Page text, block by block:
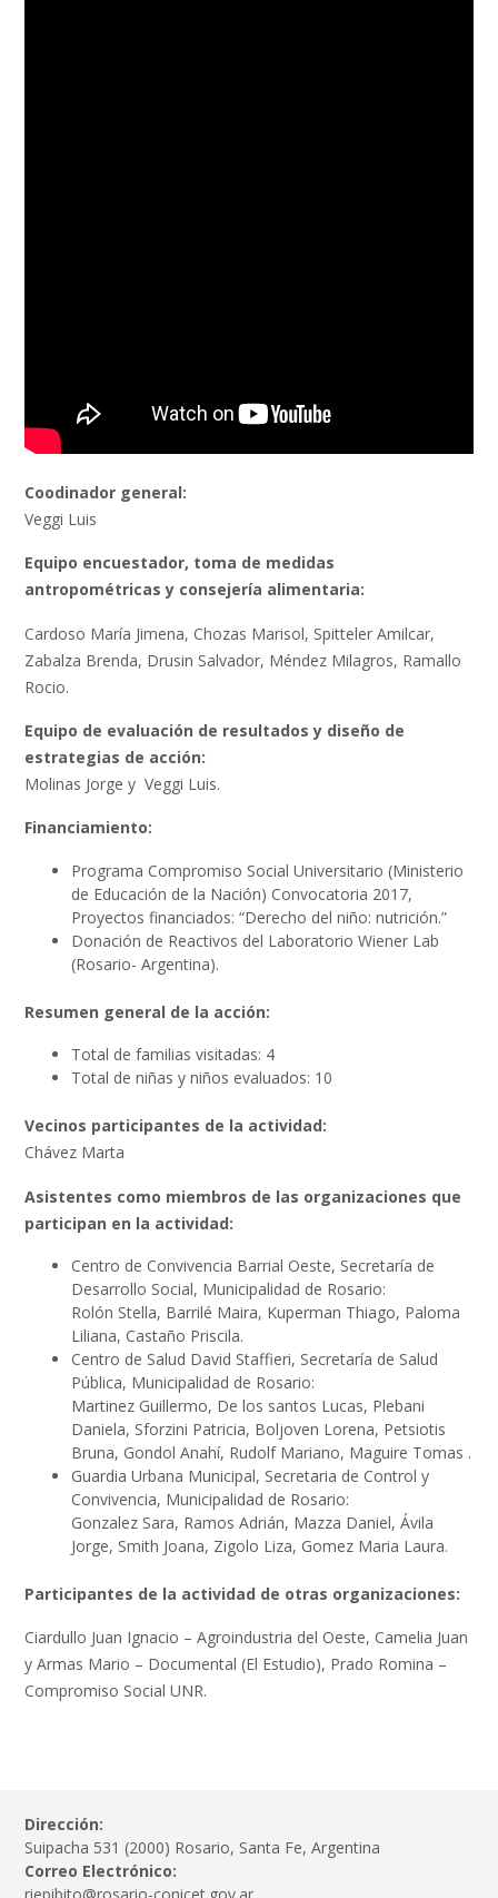
Coodinador general:
Veggi Luis
Equipo encuestador, toma de medidas
antropométricas y consejería alimentaria:
Cardoso María Jimena, Chozas Marisol, Spitteler Amilcar,
Zabalza Brenda, Drusin Salvador, Méndez Milagros, Ramallo
Rocio.
Equipo de evaluación de resultados y diseño de
estrategias de acción:
Molinas Jorge y Veggi Luis.
Financiamiento:
Programa Compromiso Social Universitario (Ministerio
de Educación de la Nación) Convocatoria 2017,
Proyectos financiados: “Derecho del niño: nutrición.”
Donación de Reactivos del Laboratorio Wiener Lab
(Rosario- Argentina).
Resumen general de la acción:
Total de familias visitadas: 4
Total de niñas y niños evaluados: 10
Vecinos participantes de la actividad:
Chávez Marta
Asistentes como miembros de las organizaciones que
participan en la actividad:
Centro de Convivencia Barrial Oeste, Secretaría de
Desarrollo Social, Municipalidad de Rosario:
Rolón Stella, Barrilé Maira, Kuperman Thiago, Paloma
Liliana, Castaño Priscila.
Centro de Salud David Staffieri, Secretaría de Salud
Pública, Municipalidad de Rosario:
Martinez Guillermo, De los santos Lucas, Plebani
Daniela, Sforzini Patricia, Boljoven Lorena, Petsiotis
Bruna, Gondol Anahí, Rudolf Mariano, Maguire Tomas .
Guardia Urbana Municipal, Secretaria de Control y
Convivencia, Municipalidad de Rosario:
Gonzalez Sara, Ramos Adrián, Mazza Daniel, Ávila
Jorge, Smith Joana, Zigolo Liza, Gomez Maria Laura.
Participantes de la actividad de otras organizaciones:
Ciardullo Juan Ignacio – Agroindustria del Oeste, Camelia Juan
y Armas Mario – Documental (El Estudio), Prado Romina –
Compromiso Social UNR.
Dirección:
Suipacha 531 (2000) Rosario, Santa Fe, Argentina
Correo Electrónico: